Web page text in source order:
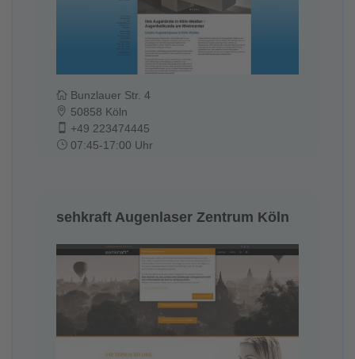
Bunzlauer Str. 4
50858 Köln
+49 223474445
07:45-17:00 Uhr
sehkraft Augenlaser Zentrum Köln